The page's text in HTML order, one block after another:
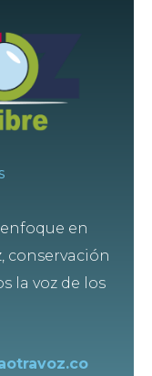
en
conservación
la voz de los